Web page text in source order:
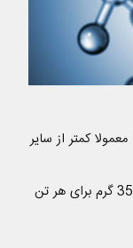
کمتر از سایر
باتوجه به نوع کانی ها ، معمولا در حدود 15تا 35 گرم برای هر تن